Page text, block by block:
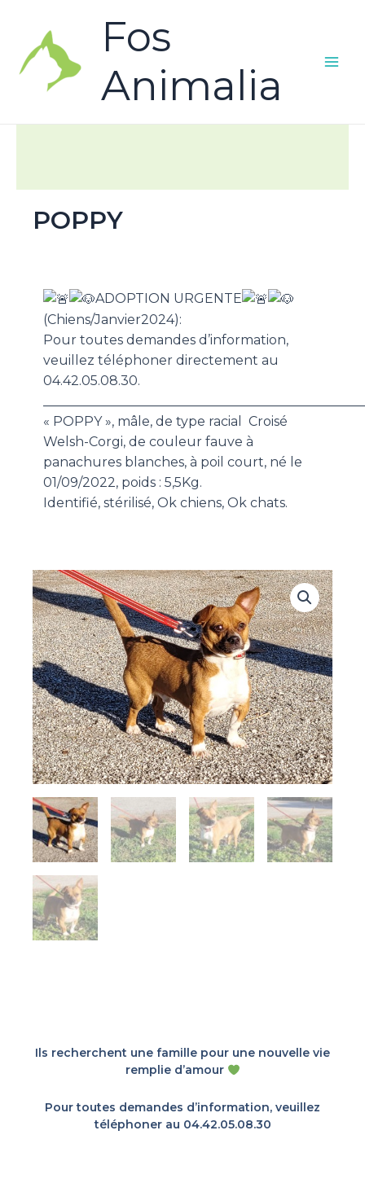
Fos
Animalia
POPPY
ADOPTION URGENTE
(Chiens/Janvier2024):
Pour toutes demandes d’information,
veuillez téléphoner directement au
04.42.05.08.30.
« POPPY », mâle, de type racial Croisé
Welsh-Corgi, de couleur fauve à
panachures blanches, à poil court, né le
01/09/2022, poids : 5,5Kg.
Identifié, stérilisé, Ok chiens, Ok chats.
Ils recherchent une famille pour une nouvelle vie
remplie d’amour
Pour toutes demandes d’information, veuillez
téléphoner au 04.42.05.08.30